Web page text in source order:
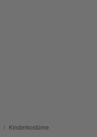
/ Kinderkostüme